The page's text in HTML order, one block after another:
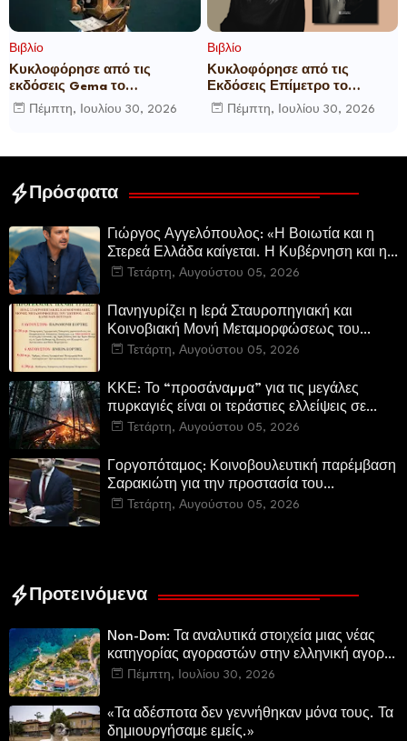
Βιβλίο
Κυκλοφόρησε από τις
εκδόσεις Gema το
μυθιστόρημα του γνωστού
δημοσιογράφου Γεώργιου Θ.
Πέμπτη, Ιουλίου 30, 2026
Βιβλίο
Κυκλοφόρησε από τις
Εκδόσεις Επίμετρο το
αστυνομικό μυθιστόρημα της
Κατερίνας Πανούση Οι ρόλοι
Πέμπτη, Ιουλίου 30, 2026
Πρόσφατα
Γιώργος Αγγελόπουλος: «Η Βοιωτία και η
Στερεά Ελλάδα καίγεται. Η Κυβέρνηση και η
Περιφερειακή Αρχή αυτοθαυμάζονται.»
Τετάρτη, Αυγούστου 05, 2026
Πανηγυρίζει η Ιερά Σταυροπηγιακή και
Κοινοβιακή Μονή Μεταμορφώσεως του
Σωτήρος Καμενων Βουρλων (Μονή Αγιάς ή
Τετάρτη, Αυγούστου 05, 2026
ΚΚΕ: Το “προσάναµµα” για τις μεγάλες
πυρκαγιές είναι οι τεράστιες ελλείψεις σε
µέσα και προσωπικό στην Πυροσβεστική και
Τετάρτη, Αυγούστου 05, 2026
Γοργοπόταμος: Κοινοβουλευτική παρέμβαση
Σαρακιώτη για την προστασία του
εμβληματικού φυσικού και ιστορικού
Τετάρτη, Αυγούστου 05, 2026
Προτεινόμενα
Non-Dom: Τα αναλυτικά στοιχεία μιας νέας
κατηγορίας αγοραστών στην ελληνική αγορά
πολυτελών κατοικιών
Πέμπτη, Ιουλίου 30, 2026
«Τα αδέσποτα δεν γεννήθηκαν μόνα τους. Τα
δημιουργήσαμε εμείς.»